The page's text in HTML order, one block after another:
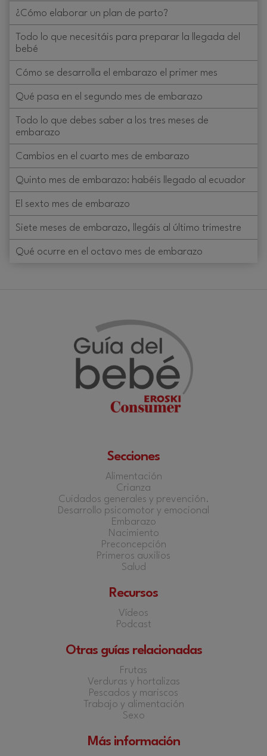
¿Cómo elaborar un plan de parto?
Todo lo que necesitáis para preparar la llegada del
bebé
Cómo se desarrolla el embarazo el primer mes
Qué pasa en el segundo mes de embarazo
Todo lo que debes saber a los tres meses de
embarazo
Cambios en el cuarto mes de embarazo
Quinto mes de embarazo: habéis llegado al ecuador
El sexto mes de embarazo
Siete meses de embarazo, llegáis al último trimestre
Qué ocurre en el octavo mes de embarazo
Secciones
Alimentación
Crianza
Cuidados generales y prevención.
Desarrollo psicomotor y emocional
Embarazo
Nacimiento
Preconcepción
Primeros auxilios
Salud
Recursos
Vídeos
Podcast
Otras guías relacionadas
Frutas
Verduras y hortalizas
Pescados y mariscos
Trabajo y alimentación
Sexo
Más información